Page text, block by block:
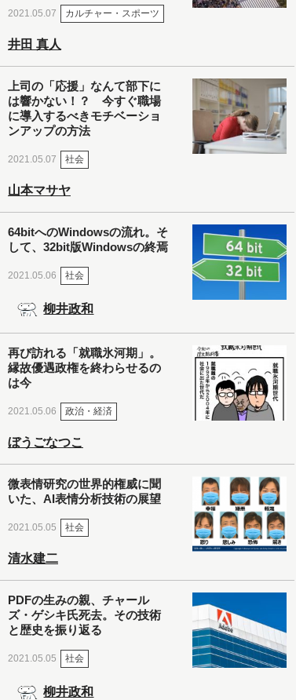
2021.05.07 カルチャー・スポーツ
井田 真人
上司の「応援」なんて部下に
は響かない！？ 今すぐ職場
に導入するべきモチベーショ
ンアップの方法
2021.05.07 社会
山本マサヤ
64bitへのWindowsの流れ。そ
して、32bit版Windowsの終焉
2021.05.06 社会
柳井政和
再び訪れる「就職氷河期」。
縁故優遇政権を終わらせるの
は今
2021.05.06 政治・経済
ぼうごなつこ
微表情研究の世界的権威に聞
いた、AI表情分析技術の展望
2021.05.05 社会
清水建二
PDFの生みの親、チャール
ズ・ゲシキ氏死去。その技術
と歴史を振り返る
2021.05.05 社会
柳井政和